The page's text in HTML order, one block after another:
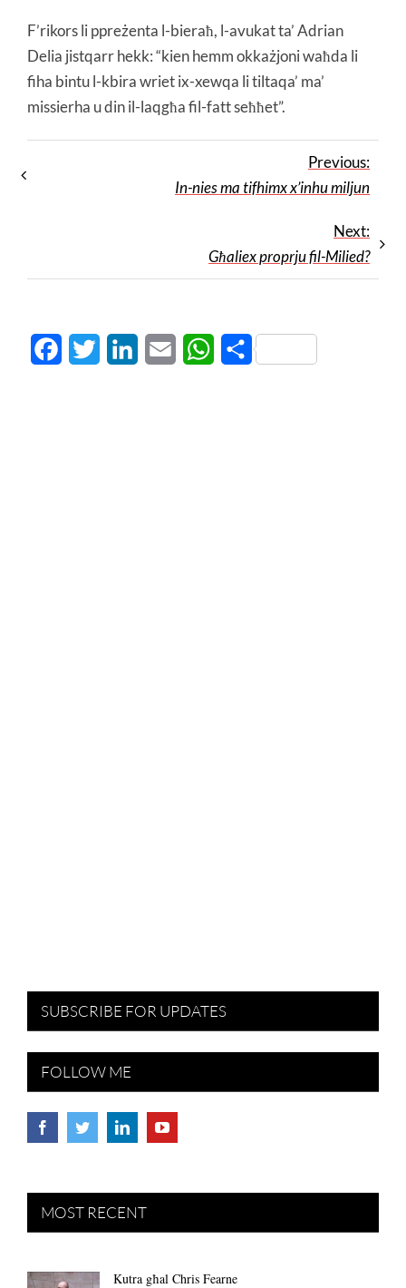
F’rikors li ppreżenta l-bieraħ, l-avukat ta’ Adrian
Delia jistqarr hekk: “kien hemm okkażjoni waħda li
fiha bintu l-kbira wriet ix-xewqa li tiltaqa’ ma’
missierha u din il-laqgħa fil-fatt seħħet”.
Previous:
In-nies ma tifhimx x’inhu miljun
Next:
Għaliex proprju fil-Milied?
FacebookTwitter LinkedInEmail WhatsApp
Share
SUBSCRIBE FOR UPDATES
FOLLOW ME
MOST RECENT
Kutra għal Chris Fearne